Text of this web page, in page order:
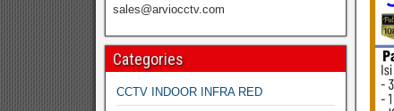
sales@arviocctv.com
Categories
CCTV INDOOR INFRA RED